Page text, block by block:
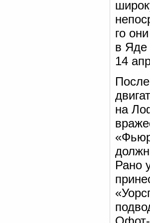
го
в Яде
14
на
Рано